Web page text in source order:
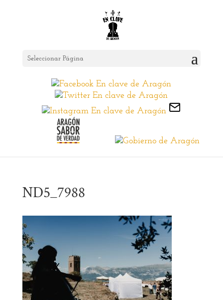
Seleccionar Página
ND5_7988